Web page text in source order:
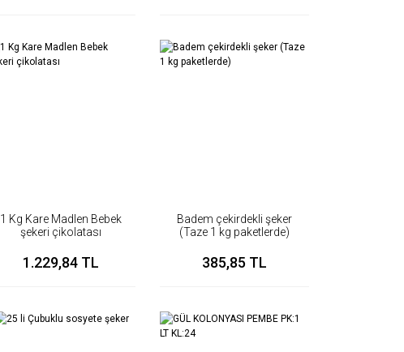
1 Kg Kare Madlen Bebek
şekeri çikolatası
1.229,84 TL
Badem çekirdekli şeker
(Taze 1 kg paketlerde)
385,85 TL